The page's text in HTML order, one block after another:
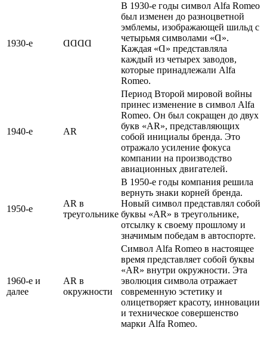
1930-е ⱭⱭⱭⱭ
В 1930-е годы символ Alfa Romeo
был изменен до разноцветной
эмблемы, изображающей шильд с
четырьмя символами «Ɑ».
Каждая «Ɑ» представляла
каждый из четырех заводов,
которые принадлежали Alfa
Romeo.
1940-е AR
Период Второй мировой войны
принес изменение в символ Alfa
Romeo. Он был сокращен до двух
букв «AR», представляющих
собой инициалы бренда. Это
отражало усиление фокуса
компании на производство
авиационных двигателей.
1950-е
AR в
треугольнике
В 1950-е годы компания решила
вернуть знаки корней бренда.
Новый символ представлял собой
буквы «AR» в треугольнике,
отсылку к своему прошлому и
значимым победам в автоспорте.
1960-е и
далее
AR в
окружности
Символ Alfa Romeo в настоящее
время представляет собой буквы
«AR» внутри окружности. Эта
эволюция символа отражает
современную эстетику и
олицетворяет красоту, инновации
и техническое совершенство
марки Alfa Romeo.